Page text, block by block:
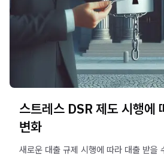
스트레스 DSR 제도 시행에
변화
새로운 대출 규제 시행에 따라 대출 받을